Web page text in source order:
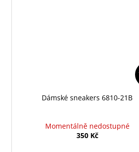
Dámské sneakers 6810-21B
Momentálně nedostupné
350 Kč